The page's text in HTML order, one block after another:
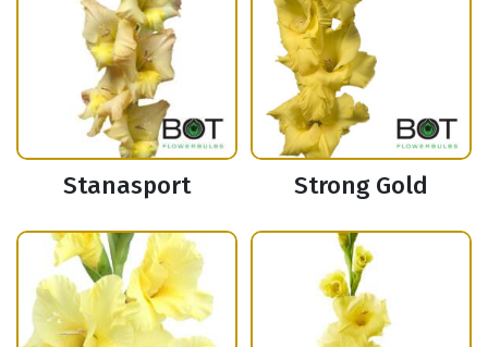
Stanasport Strong Gold